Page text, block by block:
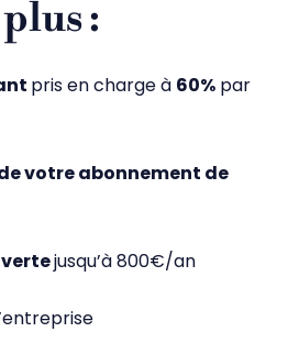
:
pris en charge à 60% par
votre abonnement de
jusqu’à 800€/an